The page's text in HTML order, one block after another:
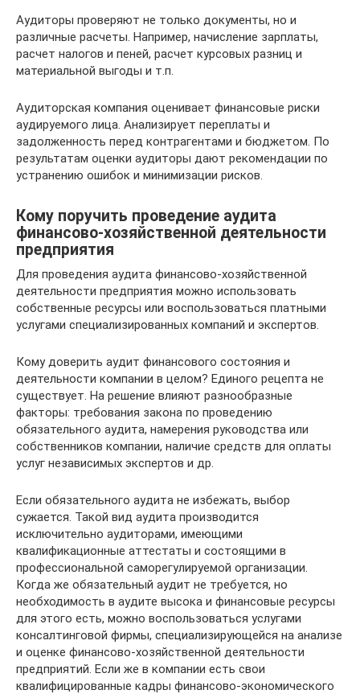
Аудиторы проверяют не только документы, но и
различные расчеты. Например, начисление зарплаты,
расчет налогов и пеней, расчет курсовых разниц и
материальной выгоды и т.п.
Аудиторская компания оценивает финансовые риски
аудируемого лица. Анализирует переплаты и
задолженность перед контрагентами и бюджетом. По
результатам оценки аудиторы дают рекомендации по
устранению ошибок и минимизации рисков.
Кому поручить проведение аудита
финансово-хозяйственной деятельности
предприятия
Для проведения аудита финансово-хозяйственной
деятельности предприятия можно использовать
собственные ресурсы или воспользоваться платными
услугами специализированных компаний и экспертов.
Кому доверить аудит финансового состояния и
деятельности компании в целом? Единого рецепта не
существует. На решение влияют разнообразные
факторы: требования закона по проведению
обязательного аудита, намерения руководства или
собственников компании, наличие средств для оплаты
услуг независимых экспертов и др.
Если обязательного аудита не избежать, выбор
сужается. Такой вид аудита производится
исключительно аудиторами, имеющими
квалификационные аттестаты и состоящими в
профессиональной саморегулируемой организации.
Когда же обязательный аудит не требуется, но
необходимость в аудите высока и финансовые ресурсы
для этого есть, можно воспользоваться услугами
консалтинговой фирмы, специализирующейся на анализе
и оценке финансово-хозяйственной деятельности
предприятий. Если же в компании есть свои
квалифицированные кадры финансово-экономического